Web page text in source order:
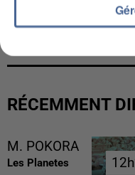
L’UN DES
MAFIA INTERPELLÉ
RÉCEMMENT
M. POKORA
Les Planetes